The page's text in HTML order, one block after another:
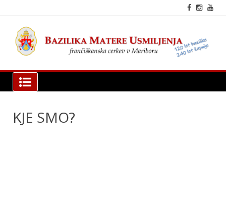
content
Bazilika Matere Usmiljenja
KJE SMO?